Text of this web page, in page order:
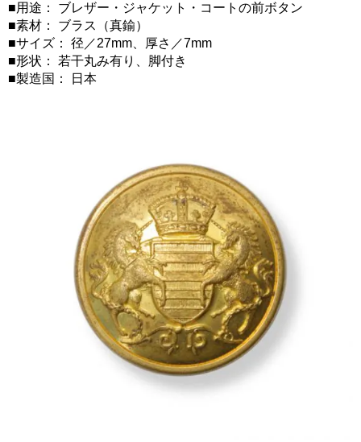
■用途： ブレザー・ジャケット・コートの前ボタン
■素材： ブラス（真鍮）
■サイズ： 径／27mm、厚さ／7mm
■形状： 若干丸み有り、脚付き
■製造国： 日本